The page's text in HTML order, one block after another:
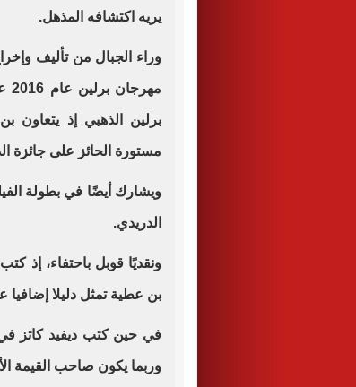
يريه اكتشافه المذهل.
وراء الجبال من تأليف
برلين الذهبي إذ يتعاون
مستورة الحائز على
ويشارك أيضًا في بطولة
الدريدي.
ونقديًا قوبل باحتفاء، إذ
بن عطية تمثل دليلا إضافيا
في حين كتب ديفيد كاتز في
وربما يكون صاحب القيمة